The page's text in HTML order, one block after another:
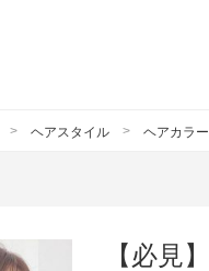
ヘアスタイル ヘアカラー
【必見